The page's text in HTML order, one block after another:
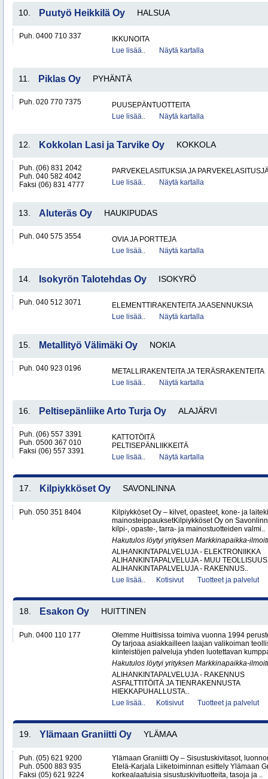
10. Puutyö Heikkilä Oy HALSUA
Puh. 0400 710 337
IKKUNOITA
Lue lisää..
Näytä kartalla
11. Piklas Oy PYHÄNTÄ
Puh. 020 770 7375
PUUSEPÄNTUOTTEITA
Lue lisää..
Näytä kartalla
12. Kokkolan Lasi ja Tarvike Oy KOKKOLA
Puh. (06) 831 2042
Puh. 040 582 4042
Faksi (06) 831 4777
PARVEKELASITUKSIA JA
Lue lisää..
Näytä kartalla
13. Aluteräs Oy HAUKIPUDAS
Puh. 040 575 3554
OVIA JA PORTTEJA
Lue lisää..
Näytä kartalla
14. Isokyrön Talotehdas Oy ISOKYRÖ
Puh. 040 512 3071
ELEMENTTIRAKENTEITA JA ASENNUKSIA
Lue lisää..
Näytä kartalla
15. Metallityö Välimäki Oy NOKIA
Puh. 040 923 0196
METALLIRAKENTEITA JA TERÄSRAKENTEITA
Lue lisää..
Näytä kartalla
16. Peltisepänliike Arto Turja Oy ALAJÄRVI
Puh. (06) 557 3391
Puh. 0500 367 010
Faksi (06) 557 3391
KATTOTÖITÄ
PELTISEPÄNLIIKKEITÄ
Lue lisää..
Näytä kartalla
17. Kilpiykköset Oy SAVONLINNA
Puh. 050 351 8404
Kilpiykköset Oy – kilvet, opasteet, kone- ja
mainosteippauksetKilpiykköset Oy on
kilpi-, opaste-, tarra- ja mainostuotteiden valmi..
Hakutulos löytyi yrityksen Markkinapaikka-
ALIHANKINTAPALVELUJA - ELEKTRONIIKKA
ALIHANKINTAPALVELUJA - MUU TEOLLISUUS
ALIHANKINTAPALVELUJA - RAKENNUS..
Lue lisää..
Kotisivut Tuotteet ja palvelut
18. Esakon Oy HUITTINEN
Puh. 0400 110 177
Olemme Huittisissa toimiva vuonna 1994
Oy tarjoaa asiakkailleen laajan valikoiman
kiinteistöjen palveluja yhden luotettavan
Hakutulos löytyi yrityksen Markkinapaikka-
ALIHANKINTAPALVELUJA - RAKENNUS
ASFALTTITÖITÄ JA TIENRAKENNUSTA
HIEKKAPUHALLUSTA..
Lue lisää..
Kotisivut Tuotteet ja palvelut
19. Ylämaan Graniitti Oy YLÄMAA
Puh. (05) 621 9200
Puh. 0500 883 935
Faksi (05) 621 9224
Ylämaan Graniitti Oy – Sisustuskivitasot,
Etelä-Karjala Liiketoiminnan esittely Ylämaan
korkealaatuisia sisustuskivituotteita, tasoja ja ..